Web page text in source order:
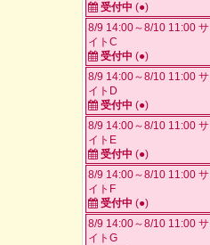
受付中 (●)
8/9 14:00～8/10 11:00 サ
イトC
受付中 (●)
8/9 14:00～8/10 11:00 サ
イトD
受付中 (●)
8/9 14:00～8/10 11:00 サ
イトE
受付中 (●)
8/9 14:00～8/10 11:00 サ
イトF
受付中 (●)
8/9 14:00～8/10 11:00 サ
イトG